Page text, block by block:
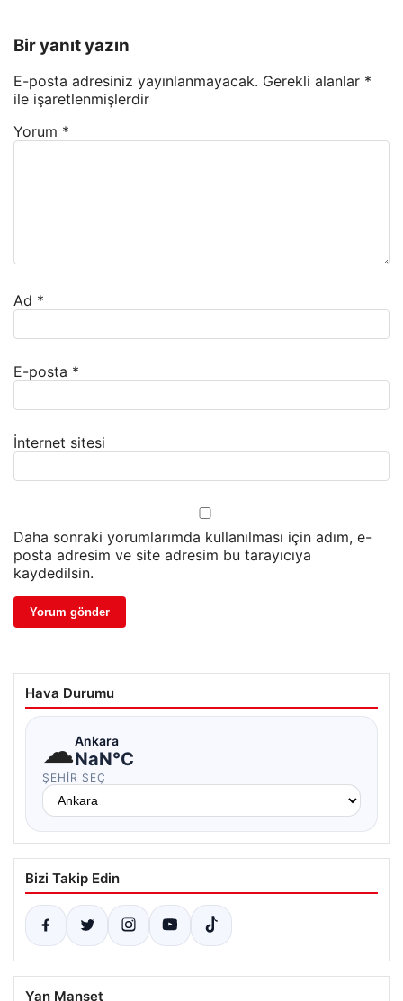
Bir yanıt yazın
E-posta adresiniz yayınlanmayacak. Gerekli alanlar *
ile işaretlenmişlerdir
Yorum *
Ad *
E-posta *
İnternet sitesi
Daha sonraki yorumlarımda kullanılması için adım, e-
posta adresim ve site adresim bu tarayıcıya
kaydedilsin.
Hava Durumu
☁Ankara
NaN°C
ŞEHIR SEÇ
Bizi Takip Edin
Yan Manşet